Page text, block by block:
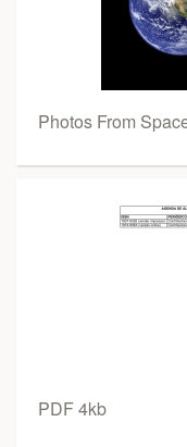
Photos From
PDF 4kb